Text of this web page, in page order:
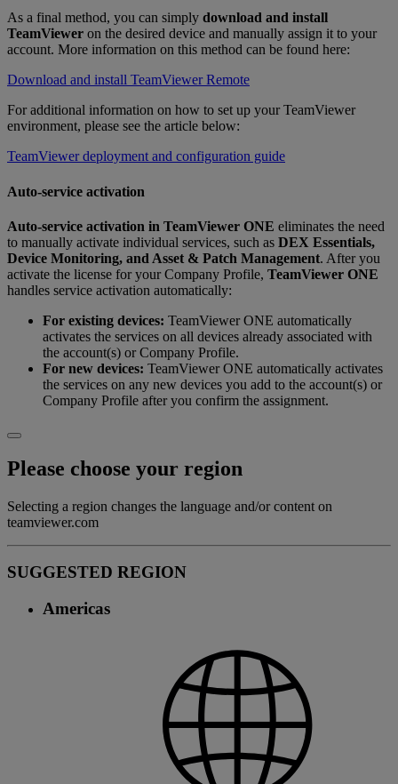
As a final method, you can simply download and install
TeamViewer on the desired device and manually assign it to your
account. More information on this method can be found here:
Download and install TeamViewer Remote
For additional information on how to set up your TeamViewer
environment, please see the article below:
TeamViewer deployment and configuration guide
Auto-service activation
Auto‑service activation in TeamViewer ONE eliminates the need
to manually activate individual services, such as DEX Essentials,
Device Monitoring, and Asset & Patch Management. After you
activate the license for your Company Profile, TeamViewer ONE
handles service activation automatically:
For existing devices: TeamViewer ONE automatically
activates the services on all devices already associated with
the account(s) or Company Profile.
For new devices: TeamViewer ONE automatically activates
the services on any new devices you add to the account(s) or
Company Profile after you confirm the assignment.
Please choose your region
Selecting a region changes the language and/or content on
teamviewer.com
SUGGESTED REGION
Americas